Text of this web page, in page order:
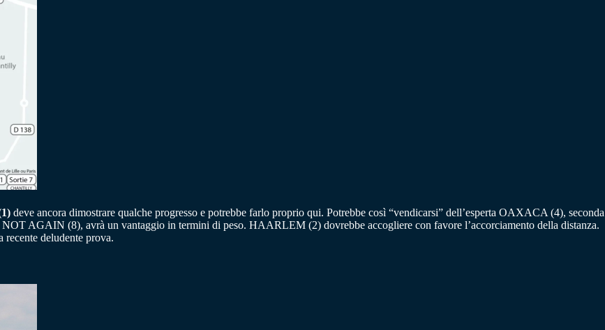
deve ancora dimostrare qualche progresso e potrebbe farlo proprio qui. Potrebbe così “vendicarsi” dell’esperta OAXACA (4), seconda
AGAIN (8), avrà un vantaggio in termini di peso. HAARLEM (2) dovrebbe accogliere con favore l’accorciamento della distanza.
deludente prova.